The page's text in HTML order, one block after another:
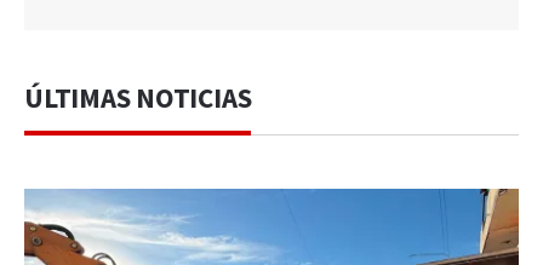
ÚLTIMAS NOTICIAS